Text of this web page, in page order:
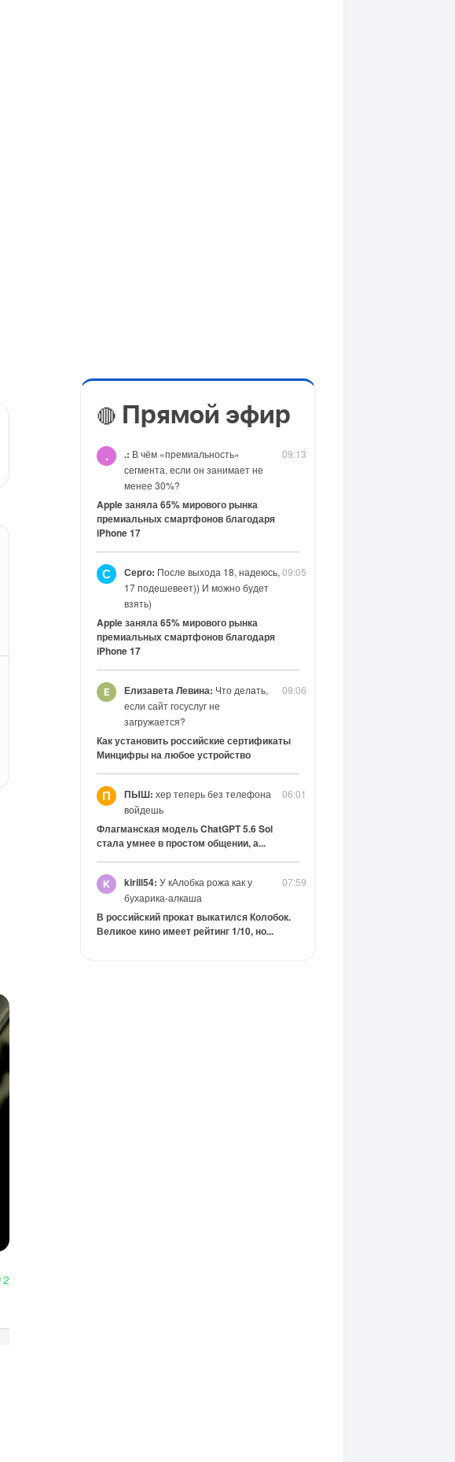
2
🔴 Прямой эфир
09:13
. .: В чём «премиальность»
сегмента, если он занимает не
менее 30%?
Apple заняла 65% мирового рынка
премиальных смартфонов благодаря
iPhone 17
09:05
С Серго: После выхода 18, надеюсь,
17 подешевеет)) И можно будет
взять)
Apple заняла 65% мирового рынка
премиальных смартфонов благодаря
iPhone 17
09:06
Елизавета Левина: Что делать,
если сайт госуслуг не
загружается?
Как установить российские сертификаты
Минцифры на любое устройство
06:01
П ПЫШ: хер теперь без телефона
войдешь
Флагманская модель ChatGPT 5.6 Sol
стала умнее в простом общении, а...
07:59
kirill54: У кАлобка рожа как у
бухарика-алкаша
В российский прокат выкатился Колобок.
Великое кино имеет рейтинг 1/10, но...